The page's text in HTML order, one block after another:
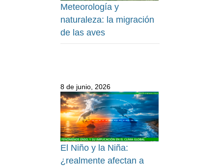
Meteorología y
naturaleza: la migración
de las aves
8 de junio, 2026
El Niño y la Niña:
¿realmente afectan a